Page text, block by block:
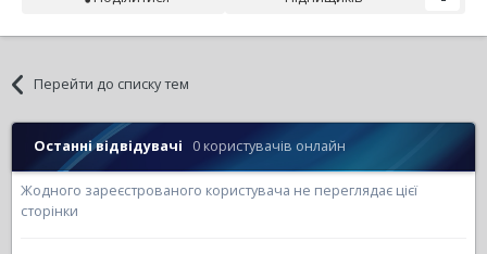
Перейти до списку тем
Останні відвідувачі 0 користувачів онлайн
Жодного зареєстрованого користувача не переглядає цієї
сторінки